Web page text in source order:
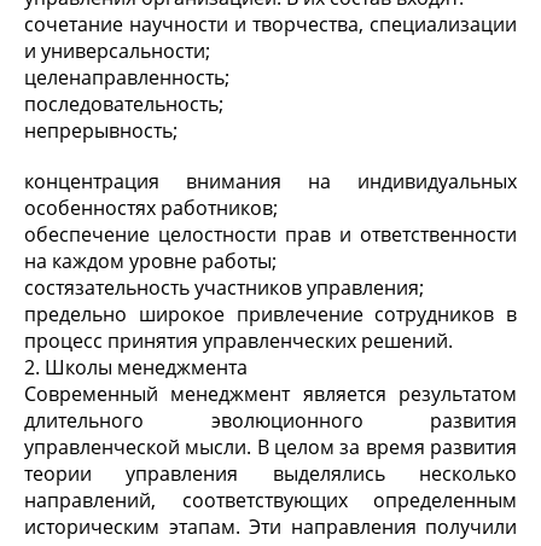
сочетание научности и творчества, специализации
и универсальности;
целенаправленность;
последовательность;
непрерывность;
концентрация внимания на индивидуальных
особенностях работников;
обеспечение целостности прав и ответственности
на каждом уровне работы;
состязательность участников управления;
предельно широкое привлечение сотрудников в
процесс принятия управленческих решений.
2. Школы менеджмента
Современный менеджмент является результатом
длительного эволюционного развития
управленческой мысли. В целом за время развития
теории управления выделялись несколько
направлений, соответствующих определенным
историческим этапам. Эти направления получили